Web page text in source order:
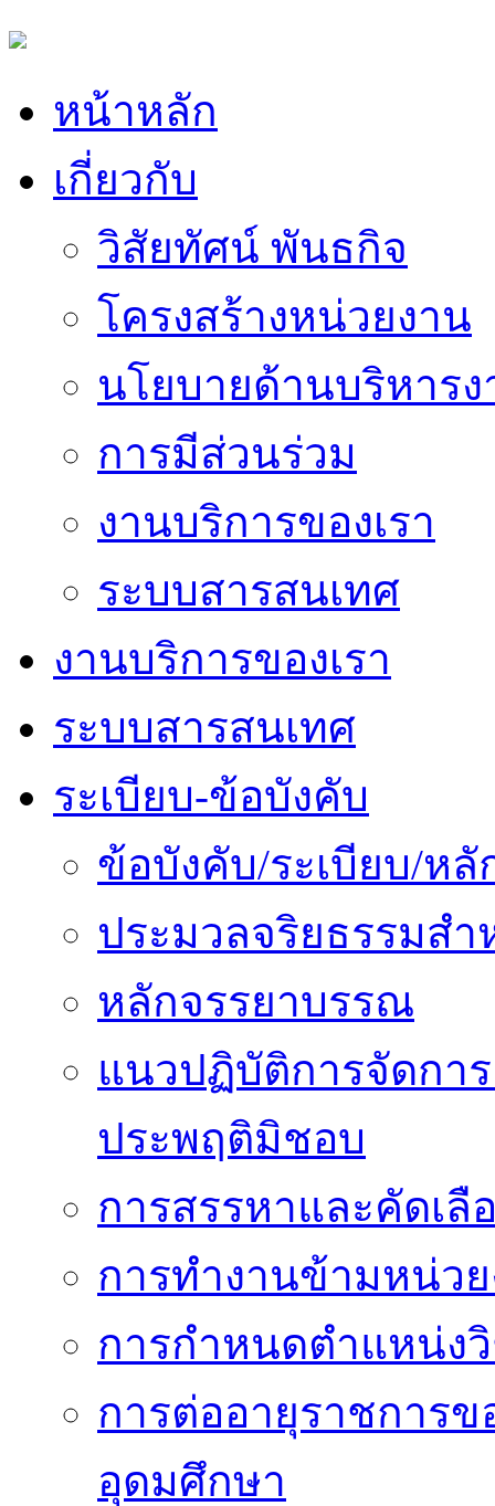
หน้าหลัก
เกี่ยวกับ
วิสัยทัศน์ พันธกิจ
โครงสร้างหน่วยงาน
นโยบายด้านบริหาร
การมีส่วนร่วม
งานบริการของเรา
ระบบสารสนเทศ
งานบริการของเรา
ระบบสารสนเทศ
ระเบียบ-ข้อบังคับ
ข้อบังคับ/ระเบียบ/ห
ประมวลจริยธรรมส
หลักจรรยาบรรณ
แนวปฏิบัติการจัดการ
ประพฤติมิชอบ
การสรรหาและคัดเลื
การทำงานข้ามหน่ว
การกำหนดตำแหน่ง
การต่ออายุราชการ
อุดมศึกษา